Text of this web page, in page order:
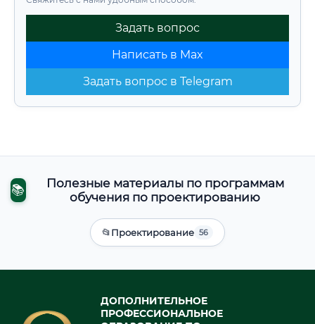
Задать вопрос
Написать в Max
Задать вопрос в Telegram
📚
Полезные материалы по программам
обучения по проектированию
📂Проектирование 56
ДОПОЛНИТЕЛЬНОЕ
ПРОФЕССИОНАЛЬНОЕ